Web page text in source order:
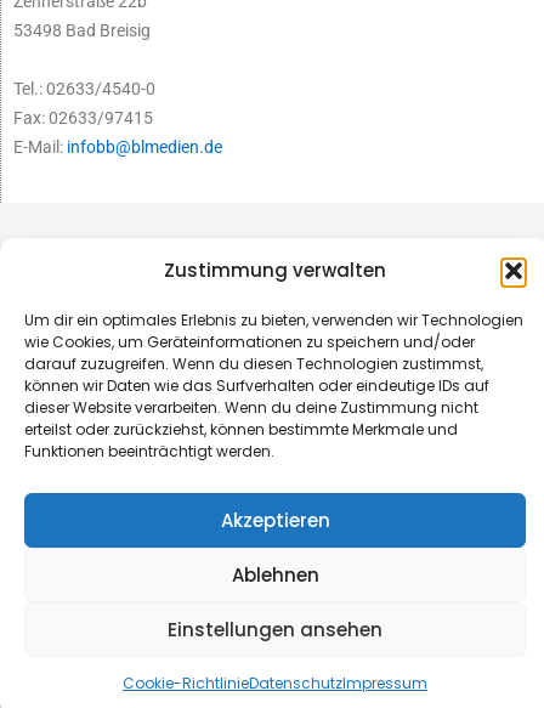
Zustimmung verwalten
Um dir ein optimales Erlebnis zu bieten, verwenden wir Technologien
wie Cookies, um Geräteinformationen zu speichern und/oder
darauf zuzugreifen. Wenn du diesen Technologien zustimmst,
können wir Daten wie das Surfverhalten oder eindeutige IDs auf
dieser Website verarbeiten. Wenn du deine Zustimmung nicht
erteilst oder zurückziehst, können bestimmte Merkmale und
Funktionen beeinträchtigt werden.
Akzeptieren
Ablehnen
Einstellungen ansehen
Cookie-RichtlinieDatenschutzImpressum
53498 Bad Breisig
Tel.: 02633/4540-0
Fax: 02633/97415
E-Mail: infobb@blmedien.de